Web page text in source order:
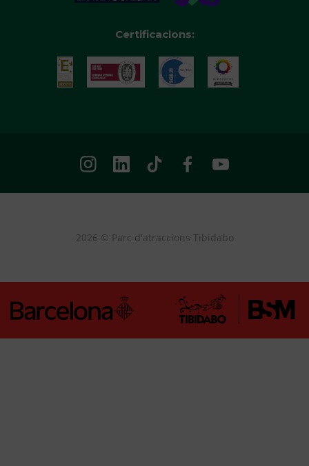
Certificacions:
2026 © Parc d'atraccions Tibidabo